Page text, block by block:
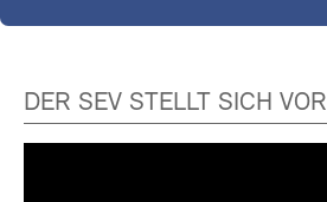
DER SEV STELLT SICH VOR